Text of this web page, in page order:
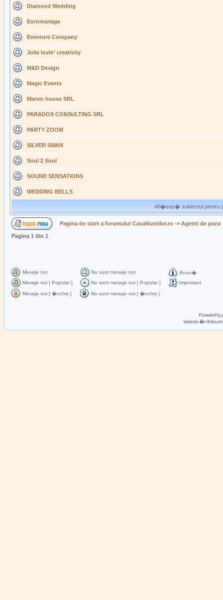
Diamond Wedding
Euromariage
Eventure Company
Jolie lovin' creativity
M&D Design
Magic Events
Marvic house SRL
PARADOX CONSULTING SRL
PARTY ZOOM
SILVER SWAN
Soul 2 Soul
SOUND SENSATIONS
WEDDING BELLS
Afi�eaz� subiectul pentru
Pagina de start a forumului CasaNuntilor.ro -> Agenti de paza
Pagina 1 din 1
Mesaje noi Nu sunt mesaje noi
Anun�
Mesaje noi [ Popular ]
Nu sunt mesaje noi [ Popular ]
Important
Mesaje noi [ �nchis ]
Nu sunt mesaje noi [ �nchis ]
Powered by
Varianta �n limba